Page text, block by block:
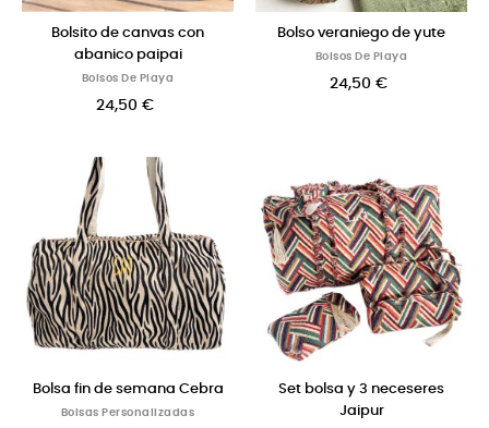
Bolsito de canvas con
abanico paipai
Bolsos De Playa
24,50 €
Bolso veraniego de yute
Bolsos De Playa
24,50 €
Bolsa fin de semana Cebra
Bolsas Personalizadas
Set bolsa y 3 neceseres
Jaipur